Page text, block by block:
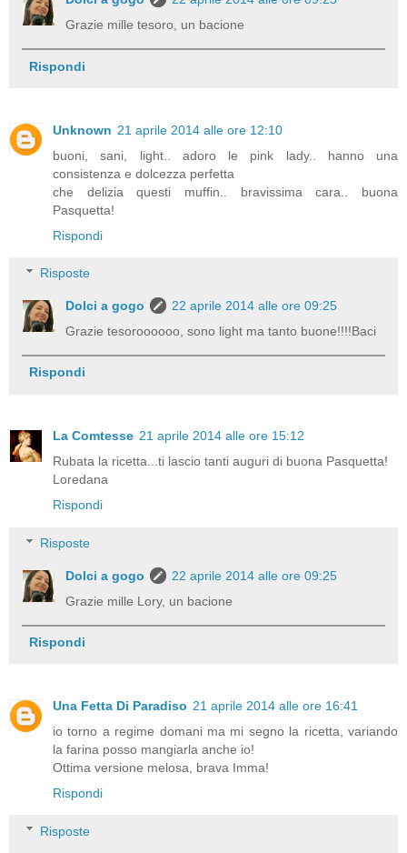
Grazie mille tesoro, un bacione
Rispondi
Unknown 21 aprile 2014 alle ore 12:10
buoni, sani, light.. adoro le pink lady.. hanno una
consistenza e dolcezza perfetta
che delizia questi muffin.. bravissima cara.. buona
Pasquetta!
Rispondi
Risposte
Dolci a gogo
22 aprile 2014 alle ore 09:25
Grazie tesoroooooo, sono light ma tanto buone!!!!Baci
Rispondi
La Comtesse 21 aprile 2014 alle ore 15:12
Rubata la ricetta...ti lascio tanti auguri di buona Pasquetta!
Loredana
Rispondi
Risposte
Dolci a gogo
22 aprile 2014 alle ore 09:25
Grazie mille Lory, un bacione
Rispondi
Una Fetta Di Paradiso 21 aprile 2014 alle ore 16:41
io torno a regime domani ma mi segno la ricetta, variando
la farina posso mangiarla anche io!
Ottima versione melosa, brava Imma!
Rispondi
Risposte